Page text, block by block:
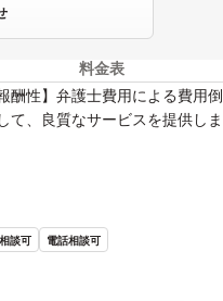
料金表
酬性】弁護士費用による費用倒
て、良質なサービスを提供しま
談可 電話相談可